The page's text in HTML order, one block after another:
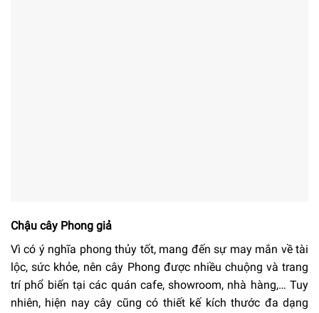
Chậu cây Phong giả
Vì có ý nghĩa phong thủy tốt, mang đến sự may mắn về tài
lộc, sức khỏe, nên cây Phong được nhiều chuộng và trang
trí phổ biến tại các quán cafe, showroom, nhà hàng,… Tuy
nhiên, hiện nay cây cũng có thiết kế kích thước đa dạng